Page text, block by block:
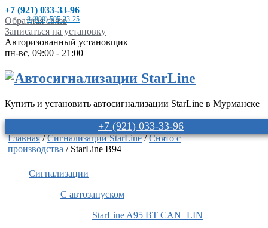
+7 (921) 033-33-96
8 (800) 505-33-25
Обратная связь
Записаться на установку
Авторизованный установщик
пн-вс, 09:00 - 21:00
Купить и установить автосигнализации StarLine в Мурманске
+7 (921) 033-33-96
Главная/Сигнализации StarLine/Снято с
производства / StarLine B94
Сигнализации
С автозапуском
StarLine A95 BT CAN+LIN